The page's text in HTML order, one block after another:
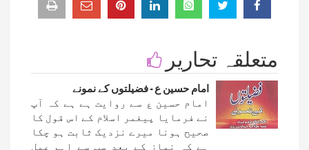
متعلقہ تحاریر
امام حسین ع - فضیلتوں کے نمونے
امام حسین ع سے روایت ہے ہے کہ آپ
نے فرمایا پیغمر اسلام کے اس قول کا
صحیح ہونا میرے نزدیک ثابت ہو چکا
ہے کہ نماز کے بعد سب سے اہم عمل